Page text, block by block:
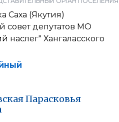
Саха (Якутия)
совет депутатов МО
наслег" Хангаласского
Парасковья